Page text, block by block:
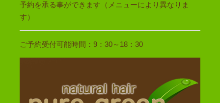
予約を承る事ができます（メニューにより異なりま
す）
ご予約受付可能時間：9：30～18：30